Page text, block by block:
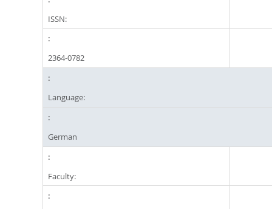
ISSN:
2364-0782
Language:
German
Faculty: